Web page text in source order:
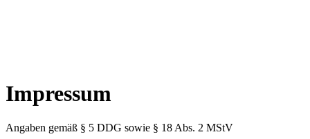
Impressum
Angaben gemäß § 5 DDG sowie § 18 Abs. 2 MStV